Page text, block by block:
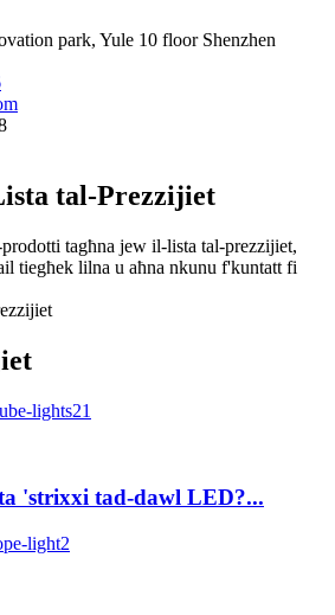
park, Yule 10 floor Shenzhen
tal-Prezzijiet
tagħna jew il-lista tal-prezzijiet,
tiegħek lilna u aħna nkunu f'kuntatt fi
'strixxi tad-dawl LED?...